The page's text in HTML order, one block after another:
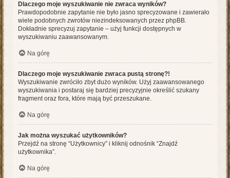
Dlaczego moje wyszukiwanie nie zwraca wyników?
Prawdopodobnie zapytanie nie było jasno sprecyzowane i zawierało
wiele podobnych zwrotów niezindeksowanych przez phpBB.
Dokładnie sprecyzuj zapytanie – użyj funkcji dostępnych w
wyszukiwaniu zaawansowanym.
Na górę
Dlaczego moje wyszukiwanie zwraca pustą stronę?!
Wyszukiwanie zwróciło zbyt dużo wyników. Użyj zaawansowanego
wyszukiwania i postaraj się bardziej precyzyjnie określić szukany
fragment oraz fora, które mają być przeszukane.
Na górę
Jak można wyszukać użytkowników?
Przejdź na stronę “Użytkownicy” i kliknij odnośnik “Znajdź
użytkownika”.
Na górę